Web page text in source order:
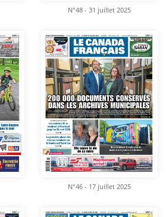
N°48 - 31 juillet 2025
N°46 - 17 juillet 2025